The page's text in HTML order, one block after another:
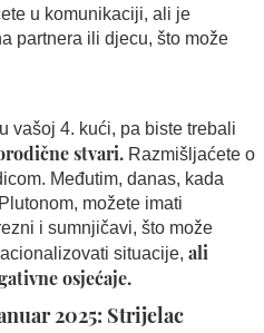
u komunikaciji, ali je
partnera ili djecu, što može
vašoj 4. kući, pa biste trebali
stvari. Razmišljaćete o
Međutim, danas, kada
možete imati
i sumnjičavi, što može
situacije, ali
osjećaje.
2025: Strijelac